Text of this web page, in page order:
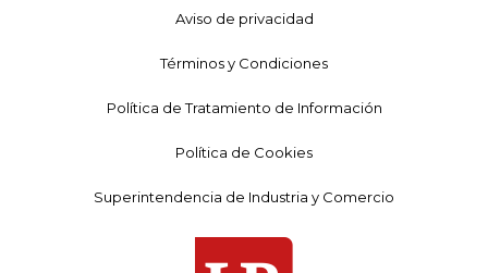
Aviso de privacidad
Términos y Condiciones
Política de Tratamiento de Información
Política de Cookies
Superintendencia de Industria y Comercio